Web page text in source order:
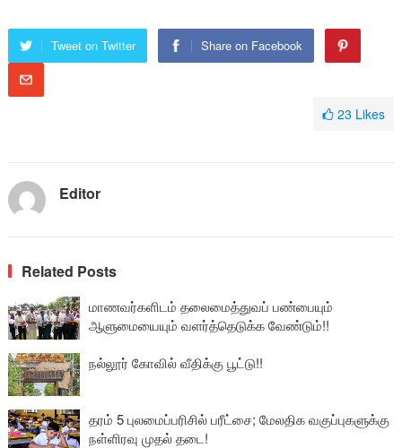
Tweet on Twitter Share on Facebook
23 Likes
Editor
Related Posts
மாணவர்களிடம் தலைமைத்துவப் பண்பையும்
ஆளுமையையும் வளர்த்தெடுக்க வேண்டும்!!
நல்லூர் கோவில் வீதிக்கு பூட்டு!!
தரம் 5 புலமைப்பரிசில் பரீட்சை; மேலதிக வகுப்புகளுக்கு
நள்ளிரவு முதல் தடை!